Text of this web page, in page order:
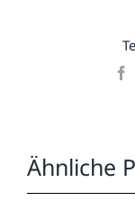
Ähnliche